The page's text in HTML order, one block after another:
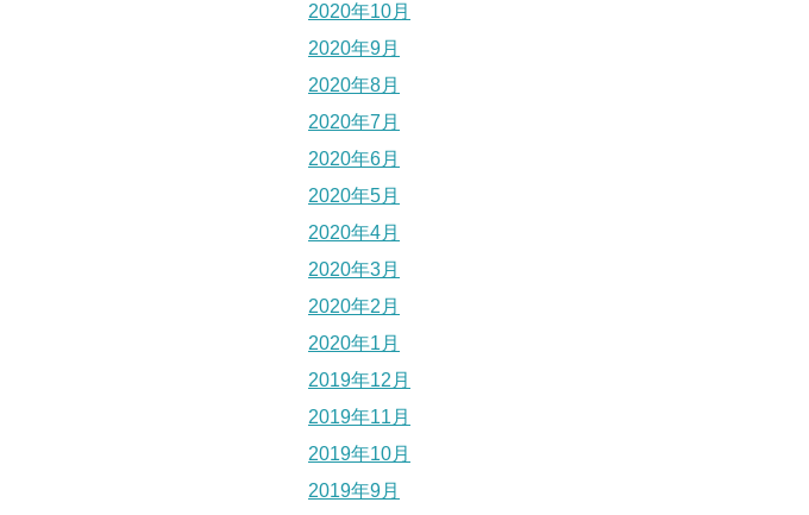
2020年10月
2020年9月
2020年8月
2020年7月
2020年6月
2020年5月
2020年4月
2020年3月
2020年2月
2020年1月
2019年12月
2019年11月
2019年10月
2019年9月